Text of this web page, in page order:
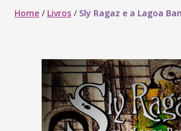
Home / Livros / Sly Ragaz e a Lagoa